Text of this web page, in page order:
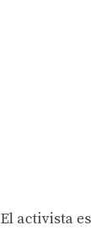
El activista